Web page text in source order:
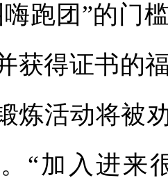
团”的门槛
获得证书的
炼活动将被
“加入进来